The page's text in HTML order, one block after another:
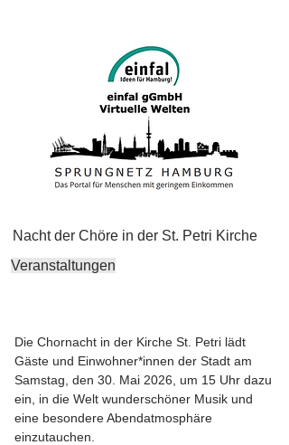
Nacht der Chöre in der St. Petri Kirche
Veranstaltungen
Die Chornacht in der Kirche St. Petri lädt
Gäste und Einwohner*innen der Stadt am
Samstag, den 30. Mai 2026, um 15 Uhr dazu
ein, in die Welt wunderschöner Musik und
eine besondere Abendatmosphäre
einzutauchen.